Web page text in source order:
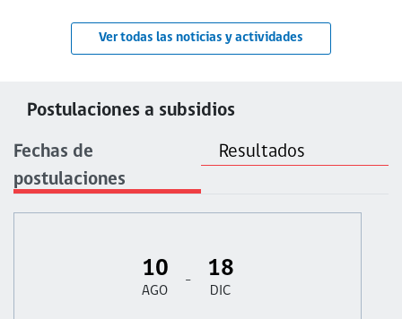
Ver todas las noticias y actividades
Postulaciones a subsidios
Fechas de
postulaciones
Resultados
10
AGO
- 18
DIC